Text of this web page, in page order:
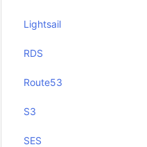
Lightsail
RDS
Route53
S3
SES